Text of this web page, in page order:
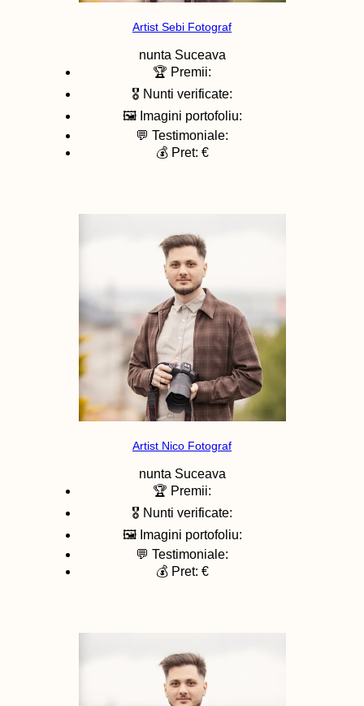
Artist Sebi Fotograf
nunta Suceava
🏆 Premii:
🎖️ Nunti verificate:
🖼️ Imagini portofoliu:
💬 Testimoniale:
💰 Pret: €
Artist Nico Fotograf
nunta Suceava
🏆 Premii:
🎖️ Nunti verificate:
🖼️ Imagini portofoliu:
💬 Testimoniale:
💰 Pret: €